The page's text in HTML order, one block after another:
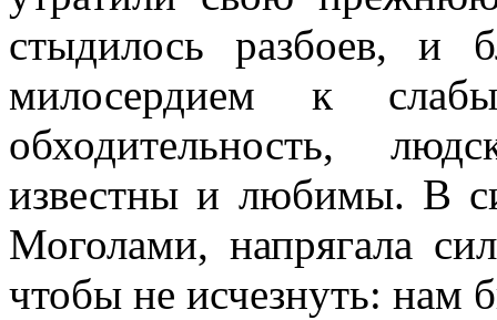
стыдилось разбоев, и
милосердием к
обходительность,
известны и любимы. В
Моголами, напрягала
чтобы не исчезнуть: нам